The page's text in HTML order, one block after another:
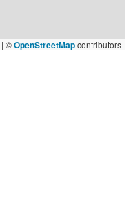
| ©OpenStreetMapcontributors